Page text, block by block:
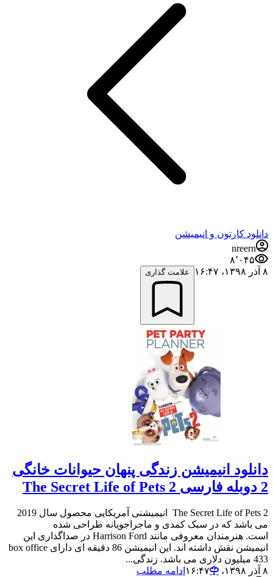
دانلود کارتون و انیمیشن
nreern
۸٬۰۴۵
۸ آذر ۱۳۹۸،‏ ۱۶:۴۷
علامت گذاری
دانلود انیمیشن زندگی پنهان حیوانات خانگی
2 دوبله فارسی The Secret Life of Pets 2
The Secret Life of Pets 2 انیمیشنی آمریکایی محصول سال 2019
می باشد که در سبک کمدی و ماجراجویانه طراحی شده
است. هنرمندان معروفی مانند Harrison Ford در صداگذاری این
انیمیشن نقش داشته اند. این انیمیشن 86 دقیقه ای دارای box office
433 میلیون دلاری می باشد. زندگی...
۸ آذر ۱۳۹۸،‏ ۱۶:۴۷
ادامه مطلب